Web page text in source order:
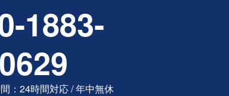
1883-
0629
：24時間対応/年中無休